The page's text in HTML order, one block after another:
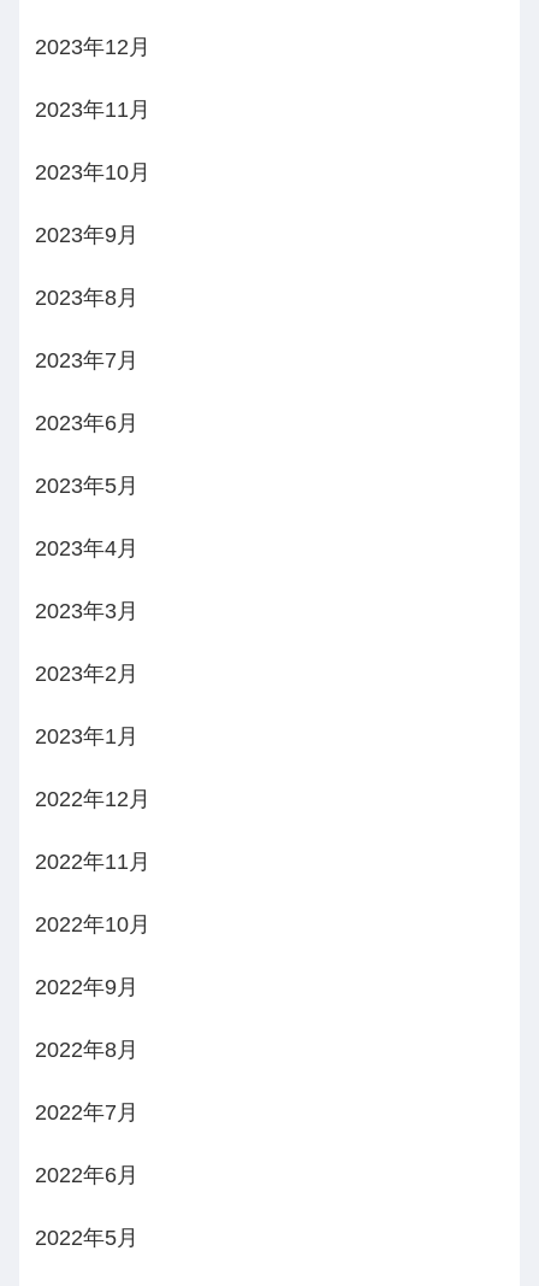
2023年12月
2023年11月
2023年10月
2023年9月
2023年8月
2023年7月
2023年6月
2023年5月
2023年4月
2023年3月
2023年2月
2023年1月
2022年12月
2022年11月
2022年10月
2022年9月
2022年8月
2022年7月
2022年6月
2022年5月